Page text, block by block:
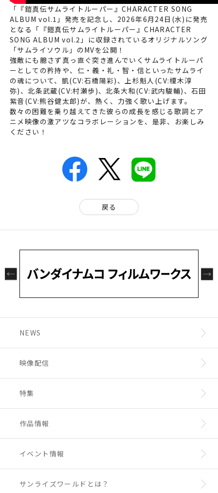
「『鎧真伝サムライトルーパー』CHARACTER SONG
ALBUM vol.1」発売を記念し、2026年6月24日(水)に発売
となる「『鎧真伝サムライトルーパー』CHARACTER
SONG ALBUM vol.2」に収録されているオリジナルソング
「サムライソウル」のMVを公開！
強敵にも臆さず真っ直ぐ突き進んでいくサムライトルーパ
ーとしての矜持や、仁・義・礼・智・信といったサムライ
の魂について、凱(CV:石橋陽彩)、上杉魁人(CV:榎木淳
弥)、北条武蔵(CV:村瀬歩)、北条大和(CV:武内駿輔)、石田
紫音(CV:熊谷健太郎)が、熱く、力強く歌い上げます。
数々の困難を乗り越えてきた彼らの成長を感じる歌詞とア
ニメ映像の激アツなコラボレーションを、是非、お楽しみ
ください！
戻る
NEWS
映像配信
特集
作品情報
イベント情報
サンライズワールドとは？